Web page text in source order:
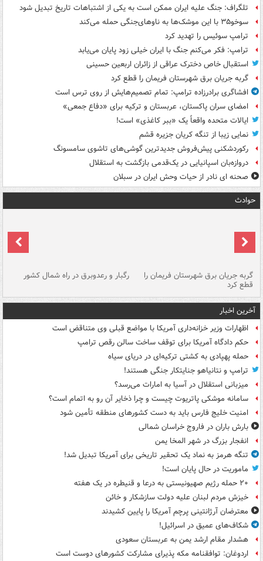
تلگراف: جنگ علیه ایران ممکن است به یکی از اشتباهات تاریخ تبدیل شود
سوخو۳۵ با این موشک‌ها به ناوهای‌جنگی حمله می‌کند
ترامپ سوئیس را تهدید کرد
ترامپ: فکر می‌کنم جنگ با ایران خیلی زود پایان می‌یابد
استقبال خاص دخترک عراقی از زائران اربعین حسینی
گربه جریان برق شهرستان فریمان را قطع کرد
افشاگری برادرزاده ترامپ: تمام تصمیم‌هایش از روی ترس است
امضای سران پاکستان، عربستان و ترکیه برای «دفاع جمعی»
ایالات متحده واقعاً یک «ببر کاغذی» است!
نمایی زیبا از تنگه کریان جزیره قشم
رکوردشکنی پیش‌فروش جدیدترین گوشی‌های تاشوی سامسونگ
دروازه‌بان اسپانیایی در یک‌قدمی بازگشت به استقلال
صحنه ای نادر از حیات وحش ایران در سبلان
حوادث
گربه جریان برق شهرستان فریمان را
قطع کرد
رگبار و رعدوبرق در راه شمال کشور
آخرین اخبار
اظهارات وزیر خزانه‌داری آمریکا با مواضع قبلی وی متناقض است
حکم دادگاه آمریکا برای توقف ساخت سالن رقص ترامپ
حمله پهپادی به کشتی ترکیه‌ای در دریای سیاه
ترامپ و نتانیاهو جنایتکار جنگی هستند!
میزبانی استقلال در آسیا به امارات می‌رسد؟
سامانه موشکی پاتریوت چیست و چرا ذخایر آن رو به اتمام است؟
امنیت خلیج فارس باید به دست کشورهای منطقه تأمین شود
بارش باران در فاروج خراسان شمالی
انفجار بزرگ در شهر المخا یمن
تنگه هرمز به نماد یک تحقیر تاریخی برای آمریکا تبدیل شد!
ماموریت در حال پایان است!
۲۰ حمله رژیم صهیونیستی به درعا و قنیطره در یک هفته
خیزش مردم لبنان علیه دولت سازشکار و خائن
معترضان آرژانتینی پرچم آمریکا را پایین کشیدند
شکاف‌های عمیق در اسرائیل!
هشدار مقام ارشد یمن به عربستان سعودی
اردوغان: توافقنامه مکه پذیرای مشارکت کشورهای دوست است